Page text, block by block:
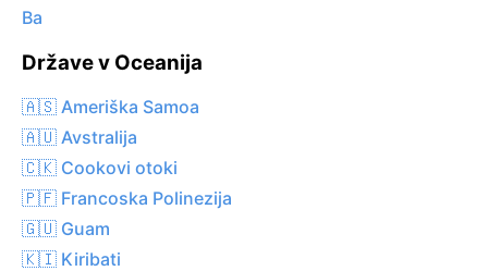
Ba
Države v Oceanija
🇦🇸 Ameriška Samoa
🇦🇺 Avstralija
🇨🇰 Cookovi otoki
🇵🇫 Francoska Polinezija
🇬🇺 Guam
🇰🇮 Kiribati